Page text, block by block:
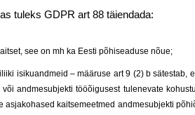
tuleks GDPR art 88 täiendada:
see on mh ka Eesti põhiseaduse nõue;
isikuandmeid – määruse art 9 (2) b sätestab,
andmesubjekti tööõigusest tulenevate
kaitsemeetmed andmesubjekti